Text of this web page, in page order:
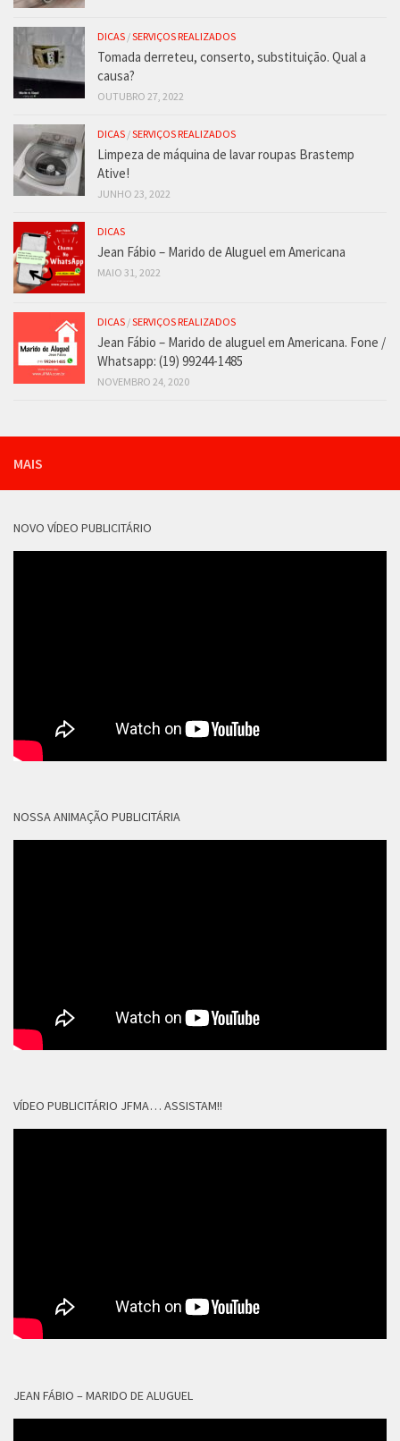
DICAS /SERVIÇOS REALIZADOS
Tomada derreteu, conserto, substituição. Qual a
causa?
OUTUBRO 27, 2022
DICAS /SERVIÇOS REALIZADOS
Limpeza de máquina de lavar roupas Brastemp
Ative!
JUNHO 23, 2022
DICAS
Jean Fábio – Marido de Aluguel em Americana
MAIO 31, 2022
DICAS /SERVIÇOS REALIZADOS
Jean Fábio – Marido de aluguel em Americana. Fone /
Whatsapp: (19) 99244-1485
NOVEMBRO 24, 2020
MAIS
NOVO VÍDEO PUBLICITÁRIO
NOSSA ANIMAÇÃO PUBLICITÁRIA
VÍDEO PUBLICITÁRIO JFMA… ASSISTAM!!
JEAN FÁBIO – MARIDO DE ALUGUEL